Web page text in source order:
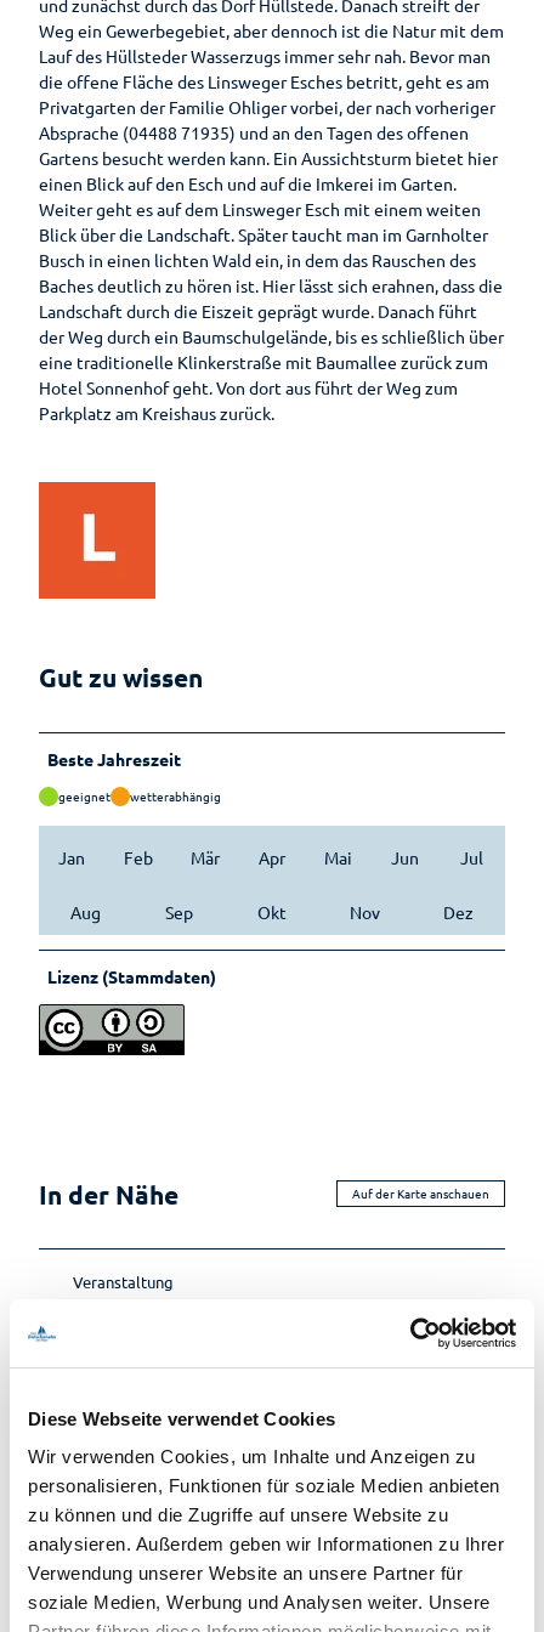
Diese Webseite verwendet Cookies
Wir verwenden Cookies, um Inhalte und Anzeigen zu
personalisieren, Funktionen für soziale Medien anbieten
zu können und die Zugriffe auf unsere Website zu
analysieren. Außerdem geben wir Informationen zu Ihrer
Verwendung unserer Website an unsere Partner für
soziale Medien, Werbung und Analysen weiter. Unsere
Öffentlic
he
Toiletten
Gesundheit
Auf
einen
Blick
Gesundheitsführer
Moor
Kneipp
Fünf
Säulen
Wasser
Ernährun
Badekur
Prävention
Planen
Ihr
Aufenthalt
Prospektbestellung
Gästekarte
Anreise
Karte
und zunächst durch das Dorf Hüllstede. Danach streift der
Weg ein Gewerbegebiet, aber dennoch ist die Natur mit dem
Lauf des Hüllsteder Wasserzugs immer sehr nah. Bevor man
die offene Fläche des Linsweger Esches betritt, geht es am
Privatgarten der Familie Ohliger vorbei, der nach vorheriger
Absprache (04488 71935) und an den Tagen des offenen
Gartens besucht werden kann. Ein Aussichtsturm bietet hier
einen Blick auf den Esch und auf die Imkerei im Garten.
Weiter geht es auf dem Linsweger Esch mit einem weiten
Blick über die Landschaft. Später taucht man im Garnholter
Busch in einen lichten Wald ein, in dem das Rauschen des
Baches deutlich zu hören ist. Hier lässt sich erahnen, dass die
Landschaft durch die Eiszeit geprägt wurde. Danach führt
der Weg durch ein Baumschulgelände, bis es schließlich über
eine traditionelle Klinkerstraße mit Baumallee zurück zum
Hotel Sonnenhof geht. Von dort aus führt der Weg zum
Parkplatz am Kreishaus zurück.
Gut zu wissen
Beste Jahreszeit
geeignet wetterabhängig
Jan Feb Mär Apr Mai Jun Jul
Aug Sep Okt Nov Dez
Lizenz (Stammdaten)
In der Nähe Auf der Karte anschauen
Veranstaltung
Touren
outdooractive
Diese Webseite nutzt Technologien und Inhalte der